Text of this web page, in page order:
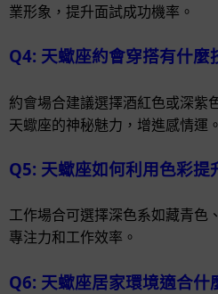
業形象，提升面試成功機率。
Q4: 天蠍座約會穿搭有什麼
約會場合建議選擇酒紅色或深紫
天蠍座的神秘魅力，增進感情運。
Q5: 天蠍座如何利用色彩提
工作場合可選擇深色系如藏青色
專注力和工作效率。
Q6: 天蠍座居家環境適合什